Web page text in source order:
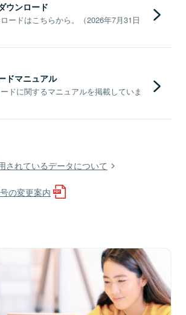
ウンロード
ードはこちらから。（2026年7月31日
ドマニュアル
ドに関するマニュアルを掲載していま
されているデータについて
の変更案内